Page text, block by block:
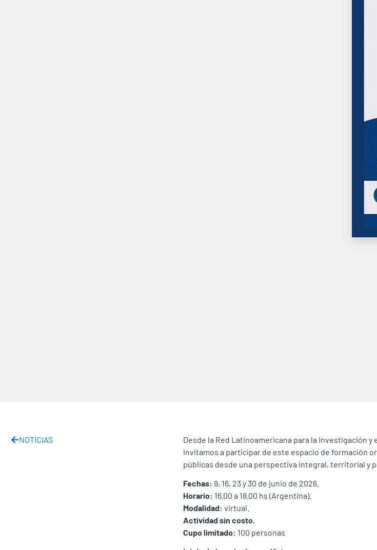
NOTICIAS
Desde la Red Latinoamericana para la Investigación y
invitamos a participar de este espacio de formación
públicas desde una perspectiva integral, territorial y
Fechas: 9, 16, 23 y 30 de junio de 2026.
Horario: 16.00 a 18.00 hs (Argentina).
Modalidad: virtual.
Actividad sin costo.
Cupo limitado: 100 personas